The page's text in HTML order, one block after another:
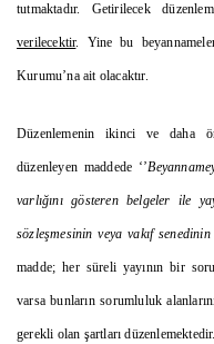
tutmaktadır. Getirilecek
verilecektir. Yine bu
Kurumu’na ait olacaktır.
Düzenlemenin ikinci ve daha
düzenleyen maddede ‘’
varlığını gösteren belgeler ile
sözleşmesinin veya vakıf
madde; her süreli yayının bir
varsa bunların sorumluluk
gerekli olan şartları